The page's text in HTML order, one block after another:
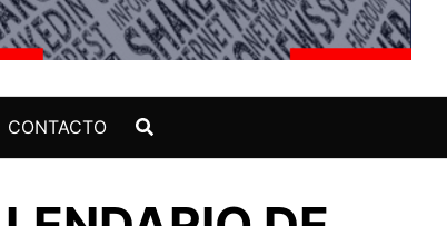
CONTACTO